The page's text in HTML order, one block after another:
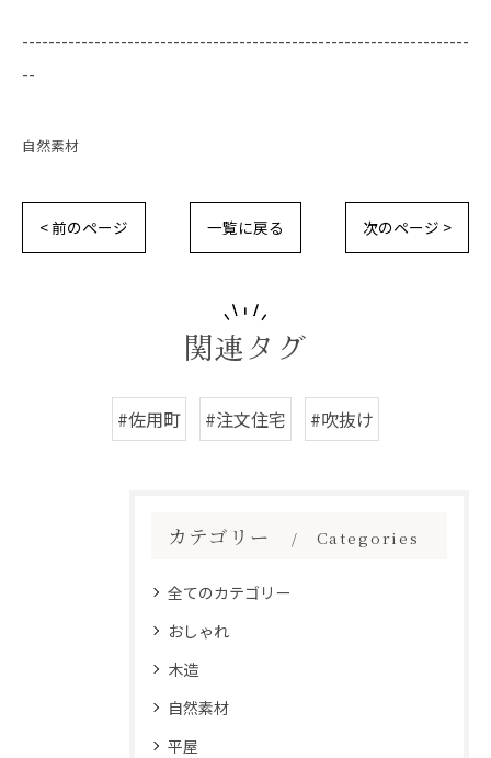
--------------------------------------------------------------------
--
自然素材
< 前のページ 一覧に戻る 次のページ >
関連タグ
#佐用町 #注文住宅 #吹抜け
カテゴリー Categories
全てのカテゴリー
おしゃれ
木造
自然素材
平屋